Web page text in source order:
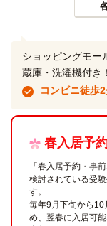
ショッピングモー
蔵庫・洗濯機付き
コンビニ徒歩
春入居予
「春入居予約・事
検討されている受
す。
毎年9月下旬から10
め、翌春に入居可